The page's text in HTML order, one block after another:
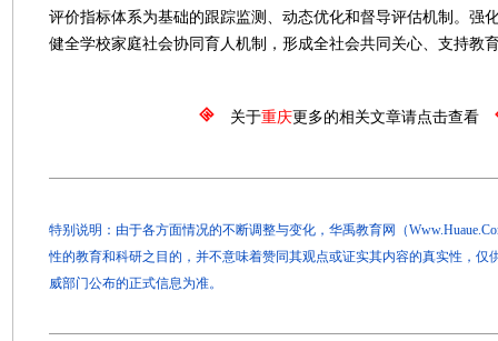
评价指标体系为基础的跟踪监测、动态优化和督导评估机制。强
健全学校家庭社会协同育人机制，形成全社会共同关心、支持教
关于重庆更多的相关文章请点击查看
特别说明：由于各方面情况的不断调整与变化，华禹教育网（
性的教育和科研之目的，并不意味着赞同其观点或证实其内容的真实性，仅
威部门公布的正式信息为准。